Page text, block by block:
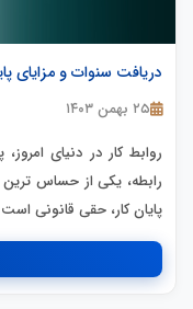
دریافت سنوات و مزایای
۲۵ بهمن ۱۴۰۳
روابط کار در دنیای
رابطه، یکی از حساس
پایان کار، حقی قانونی است